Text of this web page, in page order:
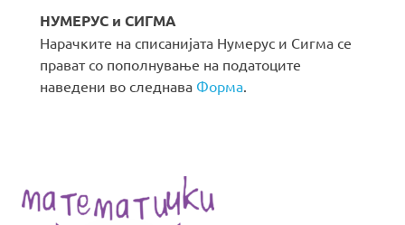
НУМЕРУС и СИГМА
Нарачките на списанијата Нумерус и Сигма се
прават со пополнување на податоците
наведени во следнава Форма